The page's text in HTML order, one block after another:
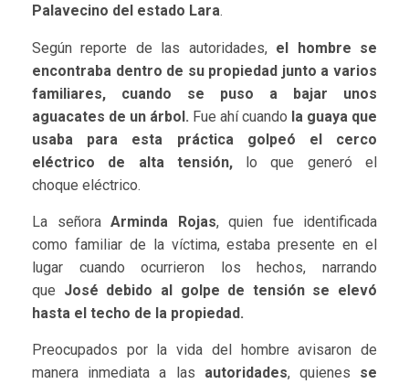
Palavecino del estado Lara.
Según reporte de las autoridades, el hombre se
encontraba dentro de su propiedad junto a varios
familiares, cuando se puso a bajar unos
aguacates de un árbol. Fue ahí cuando la guaya que
usaba para esta práctica golpeó el cerco
eléctrico de alta tensión,lo que generó el
choque eléctrico.
La señora Arminda Rojas, quien fue identificada
como familiar de la víctima, estaba presente en el
lugar cuando ocurrieron los hechos, narrando
que José debido al golpe de tensión se elevó
hasta el techo de la propiedad.
Preocupados por la vida del hombre avisaron de
manera inmediata a las autoridades, quienes se